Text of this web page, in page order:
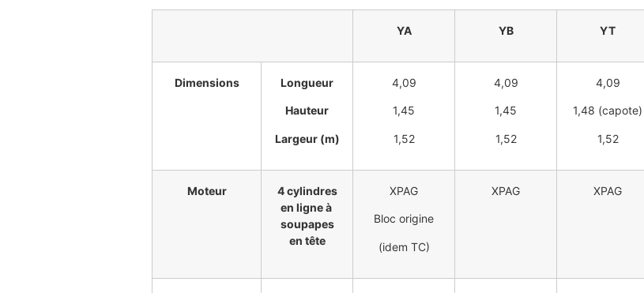
YA YB YT
Dimensions Longueur
Hauteur
Largeur (m)
4,09
1,45
1,52
4,09
1,45
1,52
4,09
1,48 (capote)
1,52
Moteur
4 cylindres
en ligne à
soupapes
en tête
XPAG
Bloc origine
(idem TC)
XPAG XPAG